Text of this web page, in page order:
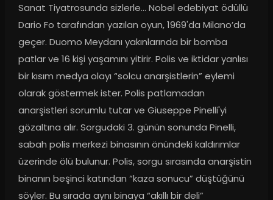
Sanat Tiyatrosunda sizlerle... Nobel edebiyat ödüllü
Dario Fo tarafından yazılan oyun, 1969'da Milano’da
geçer. Duomo Meydanı yakınlarında bir bomba
patlar ve 16 kişi yaşamını yitirir. Polis ve iktidar yanlısı
bir kısım medya olayı “solcu anarşistlerin” eylemi
olarak göstermek ister. Polis patlamadan
anarşistleri sorumlu tutar ve Giuseppe Pinelli'yi
gözaltına alır. Sorgudaki 3. günün sonunda Pinelli,
sabah polis merkezi binasının önündeki kaldırımlar
üzerinde ölü bulunur. Polis, sorgu sırasında anarşistin
binanın beşinci katından “kaza sonucu” düştüğünü
söyler. Bu sırada aynı binaya “akıllı bir deli”